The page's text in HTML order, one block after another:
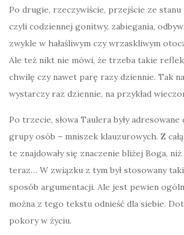
Po drugie, rzeczywiście, przejście ze stanu
czyli codziennej gonitwy, zabiegania,
zwykle w hałaśliwym czy wrzaskliwym
Ale też nikt nie mówi, że trzeba takie
chwilę czy nawet parę razy dziennie. Tak
wystarczy raz dziennie, na przykład
Po trzecie, słowa Taulera były
grupy osób – mniszek klauzurowych. Z
te znajdowały się znaczenie bliżej Boga,
teraz… W związku z tym był stosowany
sposób argumentacji. Ale jest pewien
można z tego tekstu odnieść dla siebie.
pokory w życiu.